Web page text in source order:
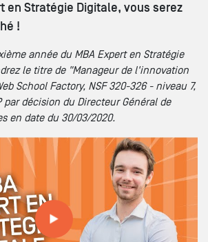
en Stratégie Digitale, vous serez
!
année du MBA Expert en Stratégie
le titre de "Manageur de l'innovation
School Factory, NSF 320-326 - niveau 7,
par décision du Directeur Général de
en date du 30/03/2020.
formations // MBA Expert en stratégie